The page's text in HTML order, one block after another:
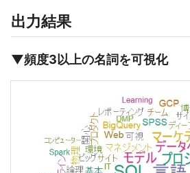
出力結果
▼頻度3以上の名詞を可視化